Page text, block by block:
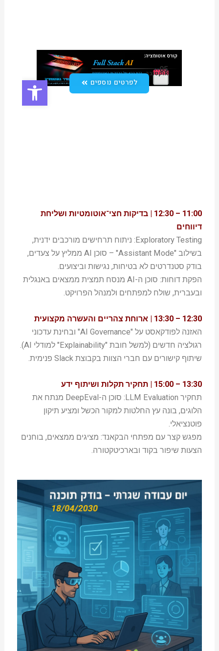
11:00 – 12:30 | בדיקות חצי־אוטומטיות ושליחת
דיווחים
Exploratory Testing: ניתוח תרחישים מורכבים ידנית,
בשילוב "Assistant Mode" – סוכן AI ממליץ על צעדים,
בודק סטנדרטים לא בטיחות, נגישות וביצועים.
הפקת דוחות: סוכן ה-AI מנסח תמצית ממצאים באנגלית
ובעברית, שולח למפתחים ולמנהל הפרויקט.
12:30 – 13:30 | ארוחת צהריים והעשרה מקצועית
האזנה לפודקאסט על "AI Governance" ובחינת עדכוני
רגולציה חדשים (למשל חובת "Explainability" למודלי AI).
שיתוף קישורים עם חברי הצוות בקבוצת Slack פנימית.
13:30 – 15:00 | תחקיר תקלות ושיתוף ידע
תחקיר LLM Evaluation: סוכן ה-DeepEval מנתח את
הלוגים, בונה עץ החלטות למקור הכשל ומציע תיקון
פוטנציאלי.
מפגש קצר עם מפתחי הבקאנד: מציגים ממצאים, בוחנים
הצעות שיפור בקוד ובארכיטקטורה.